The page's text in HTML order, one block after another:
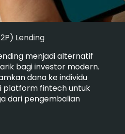
Lending
menjadi alternatif
bagi investor modern.
dana ke individu
platform fintech untuk
dari pengembalian